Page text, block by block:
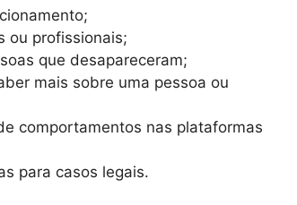
ou profissionais;
que desapareceram;
mais sobre uma pessoa ou
comportamentos nas plataformas
para casos legais.